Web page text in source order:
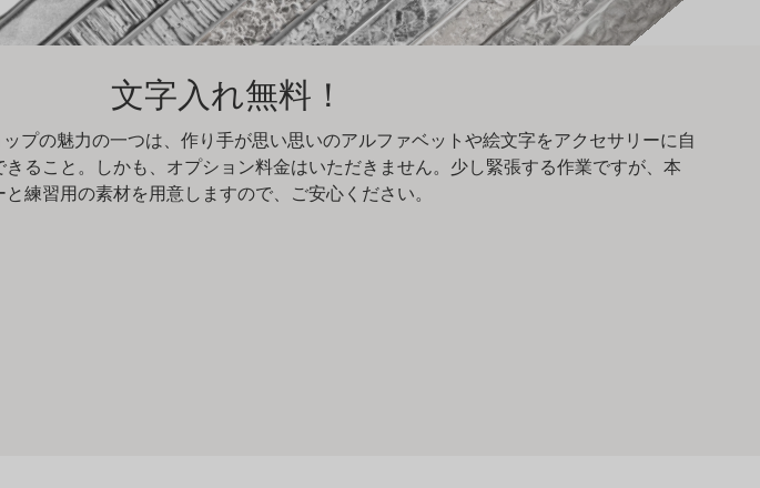
文字入れ無料！
プの魅力の一つは、作り手が思い思いのアルファベットや絵文字をアクセサリーに自
ること。しかも、オプション料金はいただきません。少し緊張する作業ですが、本
練習用の素材を用意しますので、ご安心ください。